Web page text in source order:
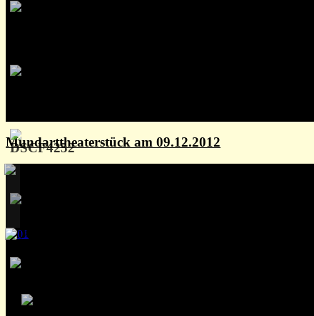
Mundarttheaterstück am 09.12.2012